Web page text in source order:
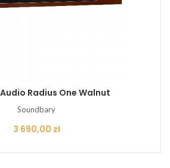
Radius One Walnut
Soundbary
Cena
3 690,00 zł